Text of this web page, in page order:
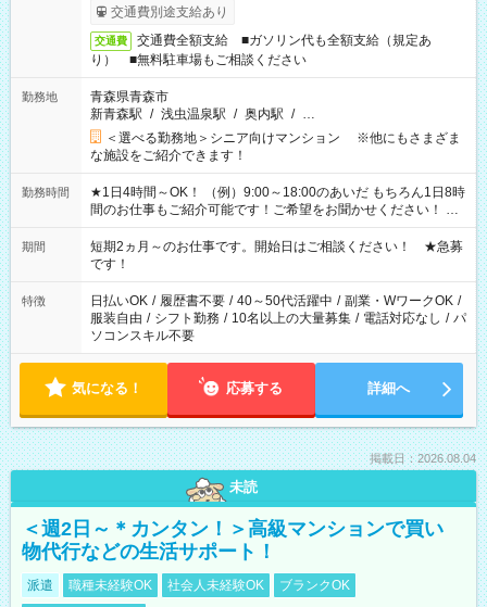
交通費別途支給あり
交通費
交通費全額支給 ■ガソリン代も全額支給（規定あ
り） ■無料駐車場もご相談ください
勤務地
青森県青森市
新青森駅 / 浅虫温泉駅 / 奥内駅 / …
＜選べる勤務地＞シニア向けマンション ※他にもさまざま
な施設をご紹介できます！
勤務時間
★1日4時間～OK！ （例）9:00～18:00のあいだ もちろん1日8時
間のお仕事もご紹介可能です！ご希望をお聞かせください！ ★
家庭の都合でお休みが必要な場合も遠慮なくご相談ください。
※週最低15時間以上の勤務が必要です
期間
短期2ヵ月～のお仕事です。開始日はご相談ください！ ★急募
です！
特徴 日払いOK / 履歴書不要 / 40～50代活躍中 / 副業・WワークOK /
服装自由 / シフト勤務 / 10名以上の大量募集 / 電話対応なし / パ
ソコンスキル不要
気になる！ 応募する 詳細へ
掲載日：2026.08.04
未読
＜週2日～＊カンタン！＞高級マンションで買い
物代行などの生活サポート！
派遣 職種未経験OK 社会人未経験OK
ブランクOK